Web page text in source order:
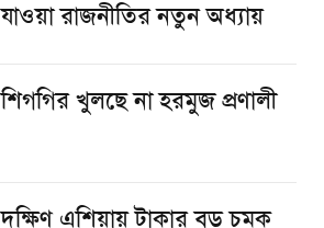
যাওয়া রাজনীতির নতুন অধ্যায়
শিগগির খুলছে না হরমুজ প্রণালী
দক্ষিণ এশিয়ায় টাকার বড় চমক